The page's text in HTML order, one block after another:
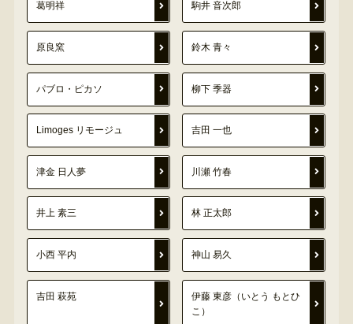
葛明祥 駒井 音次郎
原良窯 鈴木 青々
パブロ・ピカソ 柳下 季器
Limoges リモージュ 吉田 一也
津金 日人夢 川瀬 竹春
井上 素三 林 正太郎
小西 平内 神山 易久
吉田 萩苑
伊藤 東彦（いとう もとひ
こ）